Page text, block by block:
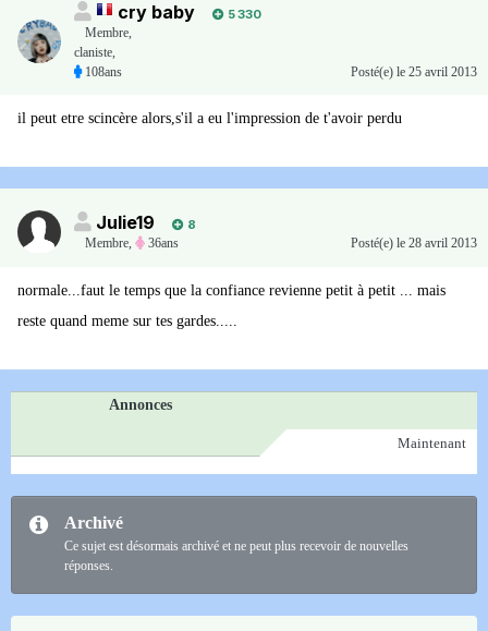
cry baby
5 330
Membre,
claniste,
108ans
Posté(e) le 25 avril 2013
il peut etre scincère alors,s'il a eu l'impression de t'avoir perdu
Julie19
8
Membre, 36ans Posté(e) le 28 avril 2013
normale...faut le temps que la confiance revienne petit à petit ... mais
reste quand meme sur tes gardes.....
Annonces
Maintenant
Archivé
Ce sujet est désormais archivé et ne peut plus recevoir de nouvelles
réponses.